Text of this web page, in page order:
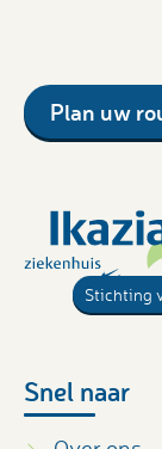
Plan uw
Stichting
Snel naar